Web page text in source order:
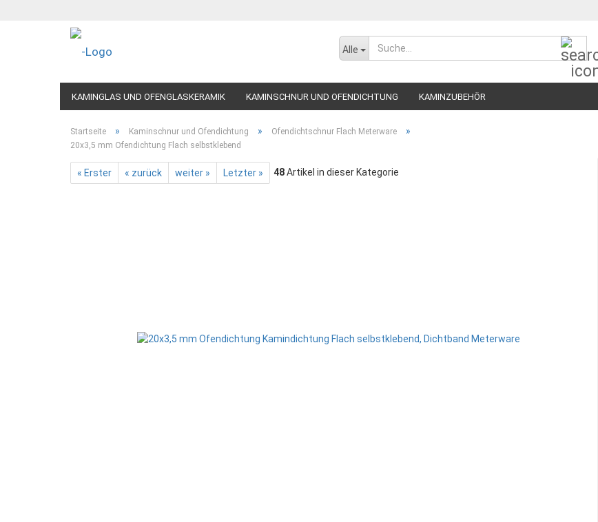
Alle
KAMINGLAS UND OFENGLASKERAMIK KAMINSCHNUR UND OFENDICHTUNG KAMINZUBEHÖR
Startseite » Kaminschnur und Ofendichtung » Ofendichtschnur Flach Meterware »
20x3,5 mm Ofendichtung Flach selbstklebend
« Erster « zurück weiter » Letzter » 48Artikel in dieser Kategorie